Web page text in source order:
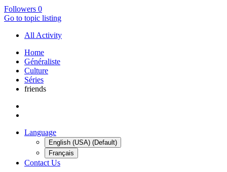
Followers 0
Go to topic listing
All Activity
Home
Généraliste
Culture
Séries
friends
Language
English (USA) (Default)
Français
Contact Us